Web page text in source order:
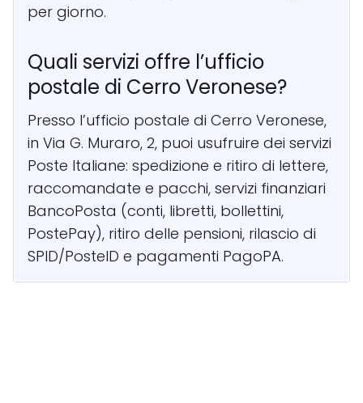
per giorno.
Quali servizi offre l’ufficio
postale di Cerro Veronese?
Presso l’ufficio postale di Cerro Veronese,
in Via G. Muraro, 2, puoi usufruire dei servizi
Poste Italiane: spedizione e ritiro di lettere,
raccomandate e pacchi, servizi finanziari
BancoPosta (conti, libretti, bollettini,
PostePay), ritiro delle pensioni, rilascio di
SPID/PosteID e pagamenti PagoPA.